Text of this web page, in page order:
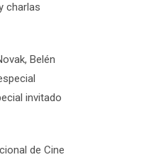
charlas
Belén
invitado
de Cine